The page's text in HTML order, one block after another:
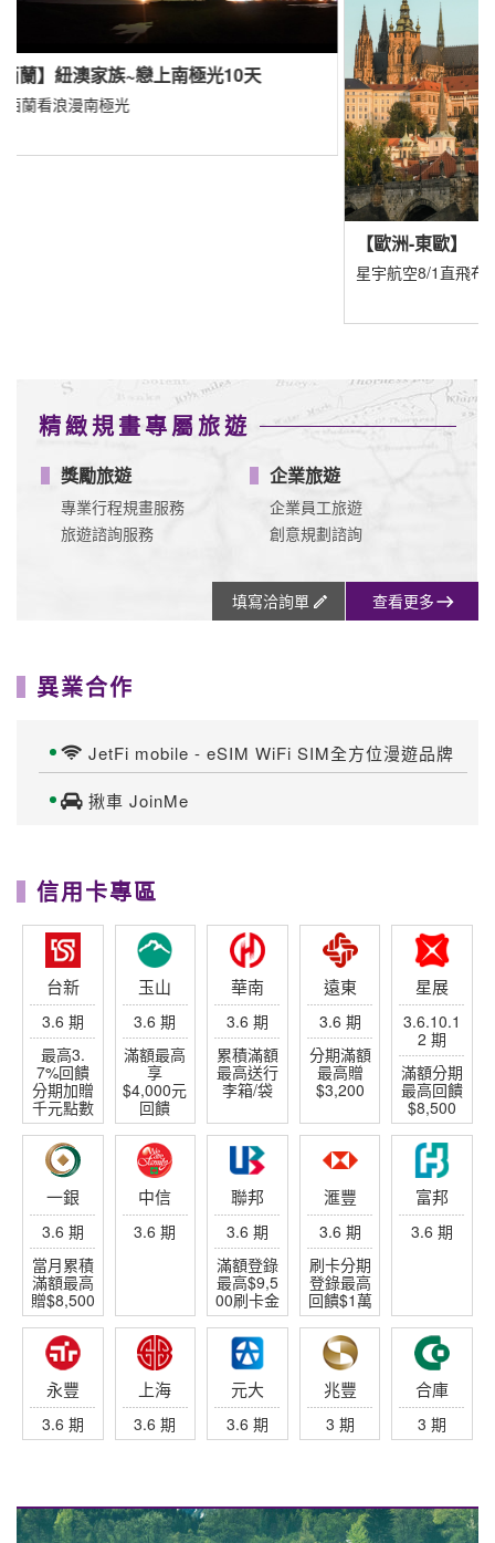
【歐
遇見
園、
精緻規畫專屬旅遊
獎勵旅遊
專業行程規畫服務
旅遊諮詢服務
企業旅遊
企業員工旅遊
創意規劃諮詢
填寫洽詢單 查看更多
異業合作
JetFi mobile - eSIM WiFi SIM全方位漫遊品牌
揪車 JoinMe
信用卡專區
台新
3.6 期
最高3.
7%回饋
分期加贈
千元點數
玉山
3.6 期
滿額最高
享
$4,000元
回饋
華南
3.6 期
累積滿額
最高送行
李箱/袋
遠東
3.6 期
分期滿額
最高贈
$3,200
星展
3.6.10.1
2 期
滿額分期
最高回饋
$8,500
一銀
3.6 期
當月累積
滿額最高
贈$8,500
中信
3.6 期
聯邦
3.6 期
滿額登錄
最高$9,5
00刷卡金
滙豐
3.6 期
刷卡分期
登錄最高
回饋$1萬
富邦
3.6 期
永豐
3.6 期
上海
3.6 期
元大
3.6 期
兆豐
3 期
合庫
3 期